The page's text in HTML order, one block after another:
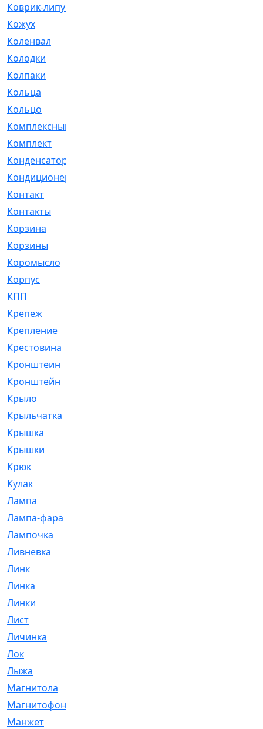
Коврик-липучка
Кожух
Коленвал
Колодки
Колпаки
Кольца
Кольцо
Комплексный
Комплект
Конденсатор
Кондиционер
Контакт
Контакты
Корзина
Корзины
Коромысло
Корпус
КПП
Крепеж
Крепление
Крестовина
Кронштеин
Кронштейн
Крыло
Крыльчатка
Крышка
Крышки
Крюк
Кулак
Лампа
Лампа-фара
Лампочка
Ливневка
Линк
Линка
Линки
Лист
Личинка
Лок
Лыжа
Магнитола
Магнитофон
Манжет